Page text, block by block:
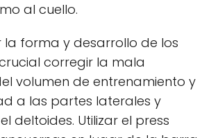
al cuello.
la forma y desarrollo de los
corregir la mala
volumen de entrenamiento y
a las partes laterales y
deltoides. Utilizar el press